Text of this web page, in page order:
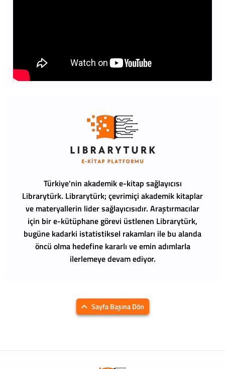
Türkiye'nin akademik e-kitap sağlayıcısı
Librarytürk. Librarytürk; çevrimiçi akademik kitaplar
ve materyallerin lider sağlayıcısıdır. Araştırmacılar
için bir e-kütüphane görevi üstlenen Librarytürk,
bugüne kadarki istatistiksel rakamları ile bu alanda
öncü olma hedefine kararlı ve emin adımlarla
ilerlemeye devam ediyor.
Sayfa Başına Dön